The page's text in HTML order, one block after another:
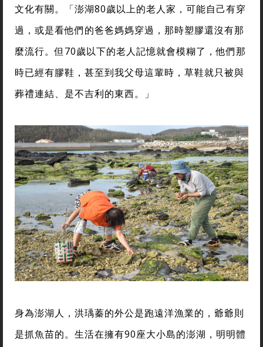
文化有關。「澎湖80歲以上的老人家，可能自己有穿
過，或是看他們的爸爸媽媽穿過，那時塑膠還沒有那
麼流行。但70歲以下的老人記憶就會模糊了，他們那
時已經有膠鞋，甚至到我父母這輩時，草鞋就只被與
葬禮連結、是不吉利的東西。」
身為澎湖人，洪瑀蓁的外公是跑遠洋漁業的，爺爺則
是抓魚苗的。生活在擁有90座大小島的澎湖，明明體